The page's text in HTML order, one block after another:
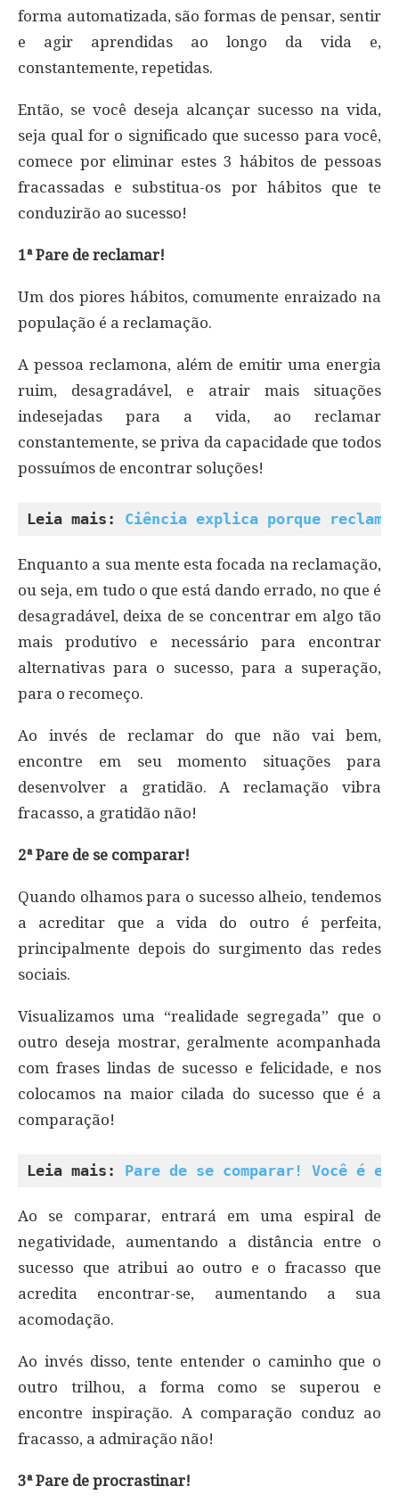
forma automatizada, são formas de pensar, sentir
e agir aprendidas ao longo da vida e,
constantemente, repetidas.
Então, se você deseja alcançar sucesso na vida,
seja qual for o significado que sucesso para você,
comece por eliminar estes 3 hábitos de pessoas
fracassadas e substitua-os por hábitos que te
conduzirão ao sucesso!
1ª Pare de reclamar!
Um dos piores hábitos, comumente enraizado na
população é a reclamação.
A pessoa reclamona, além de emitir uma energia
ruim, desagradável, e atrair mais situações
indesejadas para a vida, ao reclamar
constantemente, se priva da capacidade que todos
possuímos de encontrar soluções!
Leia mais: Ciência explica porque
Enquanto a sua mente esta focada na reclamação,
ou seja, em tudo o que está dando errado, no que é
desagradável, deixa de se concentrar em algo tão
mais produtivo e necessário para encontrar
alternativas para o sucesso, para a superação,
para o recomeço.
Ao invés de reclamar do que não vai bem,
encontre em seu momento situações para
desenvolver a gratidão. A reclamação vibra
fracasso, a gratidão não!
2ª Pare de se comparar!
Quando olhamos para o sucesso alheio, tendemos
a acreditar que a vida do outro é perfeita,
principalmente depois do surgimento das redes
sociais.
Visualizamos uma “realidade segregada” que o
outro deseja mostrar, geralmente acompanhada
com frases lindas de sucesso e felicidade, e nos
colocamos na maior cilada do sucesso que é a
comparação!
Leia mais: Pare de se comparar! Você é
Ao se comparar, entrará em uma espiral de
negatividade, aumentando a distância entre o
sucesso que atribui ao outro e o fracasso que
acredita encontrar-se, aumentando a sua
acomodação.
Ao invés disso, tente entender o caminho que o
outro trilhou, a forma como se superou e
encontre inspiração. A comparação conduz ao
fracasso, a admiração não!
3ª Pare de procrastinar!